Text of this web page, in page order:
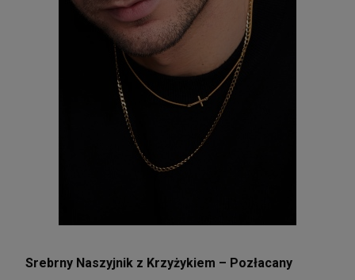
Srebrny Naszyjnik z Krzyżykiem – Pozłacany